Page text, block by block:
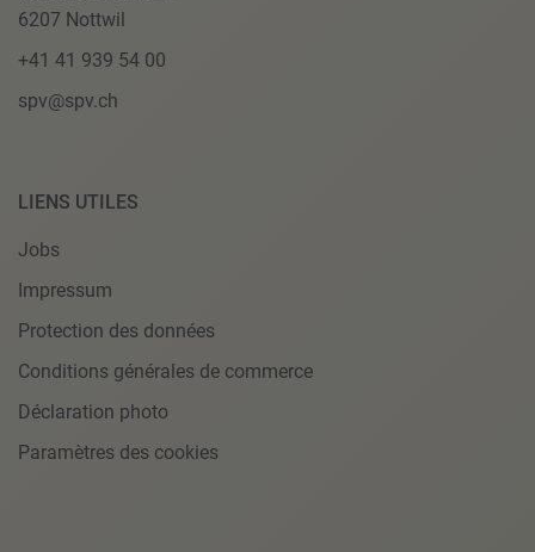
6207 Nottwil
+41 41 939 54 00
spv@spv.ch
LIENS UTILES
Jobs
Impressum
Protection des données
Conditions générales de commerce
Déclaration photo
Paramètres des cookies